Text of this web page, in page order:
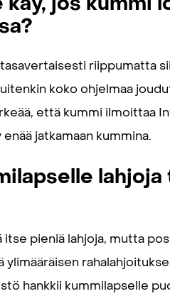
riippumatta
koko ohjelmaa
että kummi ilmoittaa
jatkamaan kummina.
pieniä lahjoja, mutta
hankkii kummilapselle